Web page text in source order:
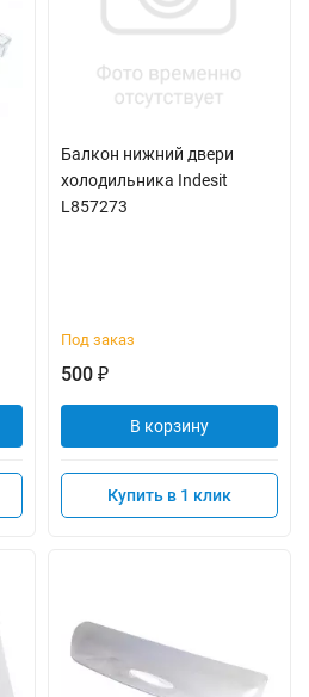
Балкон нижний двери
холодильника Indesit
L857273
Под заказ
500 ₽
В корзину
Купить в 1 клик